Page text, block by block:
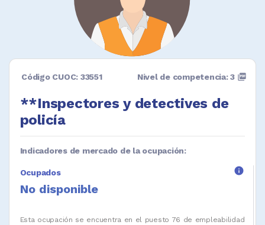
Código CUOC: 33551
**Inspectores y detectives de
policía
Nivel de competencia: 3 picture_as_pdf
Indicadores de mercado de la ocupación:
Ocupados info
No disponible
Esta ocupación se encuentra en el puesto 76 de empleabilidad